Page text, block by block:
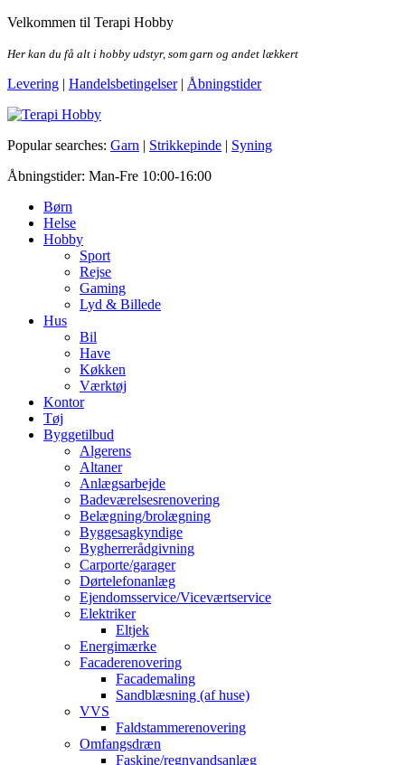
Skip
the
Velkommen til Terapi Hobby
Her kan du få alt i hobby udstyr, som garn og andet lækkert
Levering | Handelsbetingelser| Åbningstider
Terapi Hobby
Popular searches: Garn | Strikkepinde | Syning
Åbningstider: Man-Fre 10:00-16:00
Børn
Helse
Hobby
Sport
Rejse
Gaming
Lyd & Billede
Hus
Bil
Have
Køkken
Værktøj
Kontor
Tøj
Byggetilbud
Algerens
Altaner
Anlægsarbejde
Badeværelsesrenovering
Belægning/brolægning
Byggesagkyndige
Bygherrerådgivning
Carporte/garager
Dørtelefonanlæg
Ejendomsservice/Viceværtservice
Elektriker
Eltjek
Energimærke
Facaderenovering
Facademaling
Sandblæsning (af huse)
VVS
Faldstammerenovering
Omfangsdræn
Faskine/regnvandsanlæg